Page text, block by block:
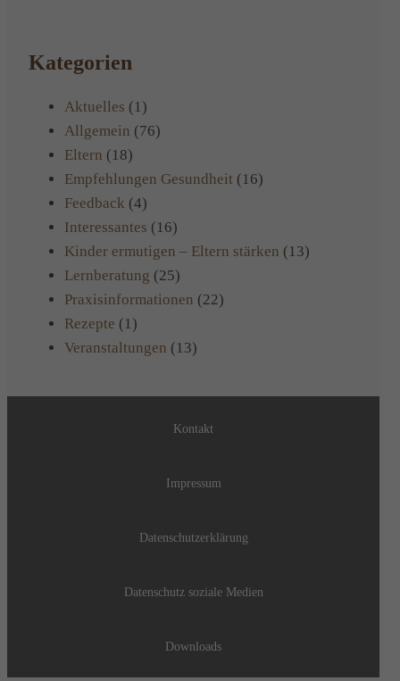
Kategorien
Aktuelles (1)
Allgemein (76)
Eltern (18)
Empfehlungen Gesundheit (16)
Feedback (4)
Interessantes (16)
Kinder ermutigen – Eltern stärken (13)
Lernberatung (25)
Praxisinformationen (22)
Rezepte (1)
Veranstaltungen (13)
Kontakt
Impressum
Datenschutzerklärung
Datenschutz soziale Medien
Downloads